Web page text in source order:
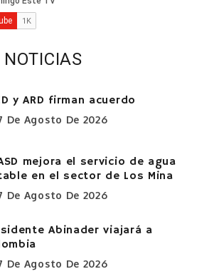
y ARD firman acuerdo
De Agosto De 2026
mejora el servicio de agua
en el sector de Los Mina
De Agosto De 2026
Abinader viajará a
De Agosto De 2026